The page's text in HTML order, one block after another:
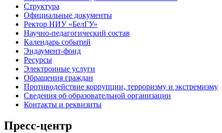
Структура
Официальные документы
Ректор НИУ «БелГУ»
Научно-педагогический состав
Календарь событий
Эндаумент-фонд
Ресурсы
Электронные услуги
Обращения граждан
Противодействие коррупции, терроризму и экстремизму
Сведения об образовательной организации
Контакты и реквизиты
Пресс-центр